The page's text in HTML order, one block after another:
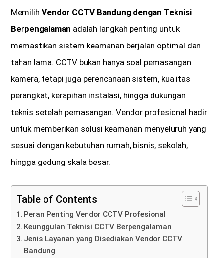
MemilihVendor CCTV Bandung dengan Teknisi
Berpengalaman adalah langkah penting untuk
memastikan sistem keamanan berjalan optimal dan
tahan lama. CCTV bukan hanya soal pemasangan
kamera, tetapi juga perencanaan sistem, kualitas
perangkat, kerapihan instalasi, hingga dukungan
teknis setelah pemasangan. Vendor profesional hadir
untuk memberikan solusi keamanan menyeluruh yang
sesuai dengan kebutuhan rumah, bisnis, sekolah,
hingga gedung skala besar.
Table of Contents
Peran Penting Vendor CCTV Profesional
Keunggulan Teknisi CCTV Berpengalaman
Jenis Layanan yang Disediakan Vendor CCTV
Bandung